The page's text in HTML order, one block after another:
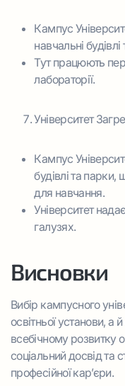
Кампус
навчальні
Тут працюють
лабораторії.
Університет
Кампус
будівлі та
для навчання.
Університет
галузях.
Висновки
Вибір кампусного
освітньої установи,
всебічному розвитку
соціальний досвід та
професійної кар’єри.